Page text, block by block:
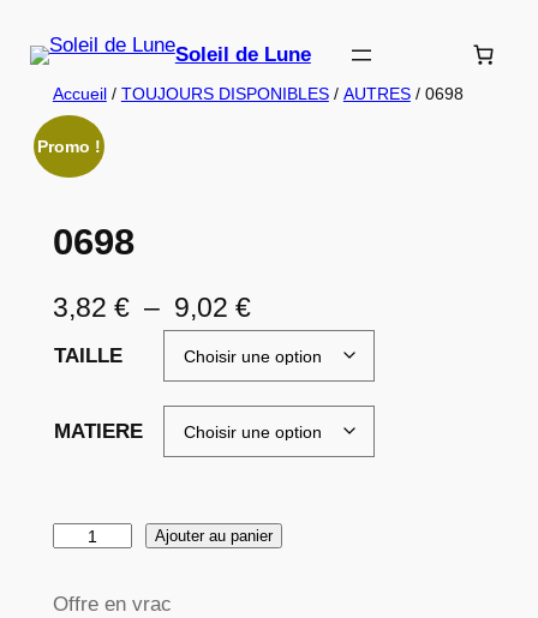
contenu
Soleil de Lune
Accueil/ TOUJOURS DISPONIBLES/ AUTRES/ 0698
Promo !
0698
3,82 € – 9,02 €P
l
a
g
d
e
TAILLE
MATIERE
a
Ajouter au panier
Offre en vrac